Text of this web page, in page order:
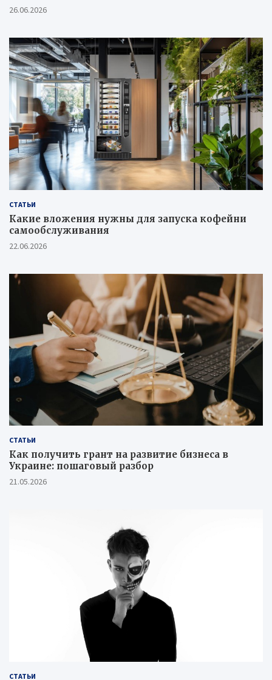
26.06.2026
СТАТЬИ
Какие вложения нужны для запуска кофейни
самообслуживания
22.06.2026
СТАТЬИ
Как получить грант на развитие бизнеса в
Украине: пошаговый разбор
21.05.2026
СТАТЬИ